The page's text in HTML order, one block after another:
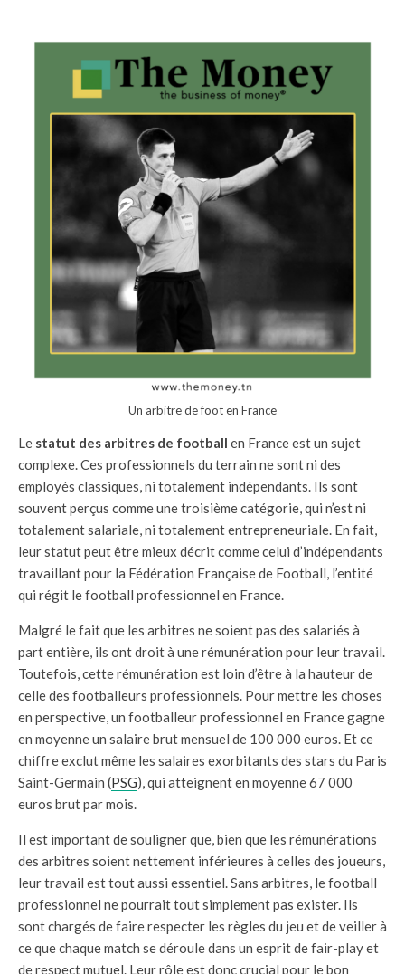
Un arbitre de foot en France
Le statut des arbitres de football en France est un sujet
complexe. Ces professionnels du terrain ne sont ni des
employés classiques, ni totalement indépendants. Ils sont
souvent perçus comme une troisième catégorie, qui n’est ni
totalement salariale, ni totalement entrepreneuriale. En fait,
leur statut peut être mieux décrit comme celui d’indépendants
travaillant pour la Fédération Française de Football, l’entité
qui régit le football professionnel en France.
Malgré le fait que les arbitres ne soient pas des salariés à
part entière, ils ont droit à une rémunération pour leur travail.
Toutefois, cette rémunération est loin d’être à la hauteur de
celle des footballeurs professionnels. Pour mettre les choses
en perspective, un footballeur professionnel en France gagne
en moyenne un salaire brut mensuel de 100 000 euros. Et ce
chiffre exclut même les salaires exorbitants des stars du Paris
Saint-Germain (PSG), qui atteignent en moyenne 67 000
euros brut par mois.
Il est important de souligner que, bien que les rémunérations
des arbitres soient nettement inférieures à celles des joueurs,
leur travail est tout aussi essentiel. Sans arbitres, le football
professionnel ne pourrait tout simplement pas exister. Ils
sont chargés de faire respecter les règles du jeu et de veiller à
ce que chaque match se déroule dans un esprit de fair-play et
de respect mutuel. Leur rôle est donc crucial pour le bon